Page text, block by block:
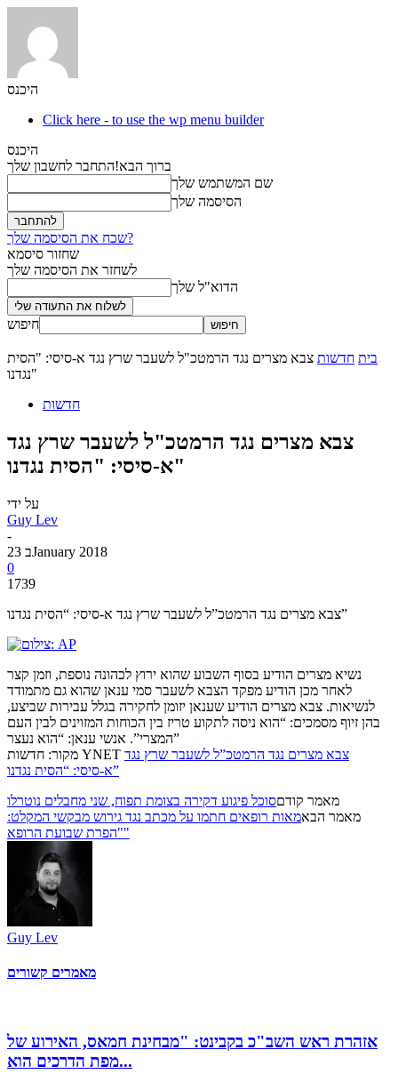
היכנס
Click here - to use the wp menu builder
היכנס
ברוך הבא!התחבר לחשבון שלך
שם המשתמש שלך
הסיסמה שלך
שכח את הסיסמה שלך?
שחזור סיסמא
לשחזר את הסיסמה שלך
הדוא"ל שלך
חיפוש
בית חדשות צבא מצרים נגד הרמטכ"ל לשעבר שרץ נגד א-סיסי: "הסית
נגדנו"
חדשות
צבא מצרים נגד הרמטכ"ל לשעבר שרץ נגד
א-סיסי: "הסית נגדנו"
על ידי
Guy Lev
-
23 בJanuary 2018
0
1739
צבא מצרים נגד הרמטכ”ל לשעבר שרץ נגד א-סיסי: “הסית נגדנו”
נשיא מצרים הודיע בסוף השבוע שהוא ירוץ לכהונה נוספת, וזמן קצר
לאחר מכן הודיע מפקד הצבא לשעבר סמי ענאן שהוא גם מתמודד
לנשיאות. צבא מצרים הודיע שענאן יזומן לחקירה בגלל עבירות שביצע,
בהן זיוף מסמכים: “הוא ניסה לתקוע טריז בין הכוחות המזוינים לבין העם
המצרי”. אנשי ענאן: “הוא נעצר”
מקור: חדשות YNET צבא מצרים נגד הרמטכ”ל לשעבר שרץ נגד
א-סיסי: “הסית נגדנו”
מאמר קודםסוכל פיגוע דקירה בצומת תפוח, שני מחבלים נוטרלו
מאמר הבאמאות רופאים חתמו על מכתב נגד גירוש מבקשי המקלט:
"הפרת שבועת הרופא"
Guy Lev
מאמרים קשורים
אזהרת ראש השב"כ בקבינט: "מבחינת חמאס, האירוע של
מפת הדרכים הוא...